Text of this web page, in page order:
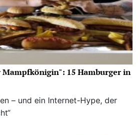
15 Hamburger in
– und ein Internet-Hype, der